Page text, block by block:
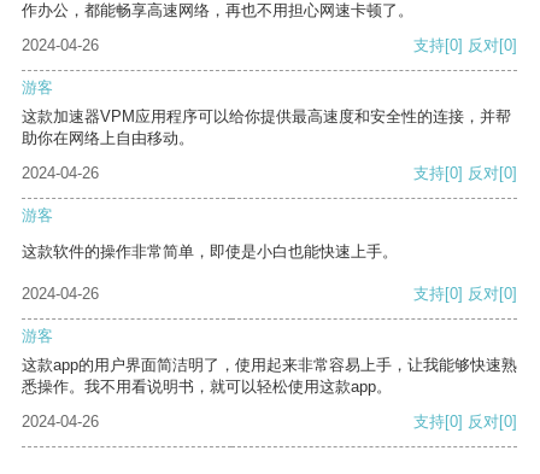
作办公，都能畅享高速网络，再也不用担心网速卡顿了。
2024-04-26
支持[0] 反对[0]
游客
这款加速器VPM应用程序可以给你提供最高速度和安全性的连接，并帮
助你在网络上自由移动。
2024-04-26
支持[0] 反对[0]
游客
这款软件的操作非常简单，即使是小白也能快速上手。
2024-04-26 支持[0] 反对[0]
游客
这款app的用户界面简洁明了，使用起来非常容易上手，让我能够快速熟
悉操作。我不用看说明书，就可以轻松使用这款app。
2024-04-26
支持[0] 反对[0]